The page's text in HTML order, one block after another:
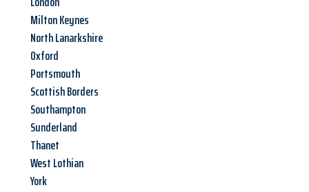
Milton Keynes
North Lanarkshire
Oxford
Portsmouth
Scottish Borders
Southampton
Sunderland
Thanet
West Lothian
York